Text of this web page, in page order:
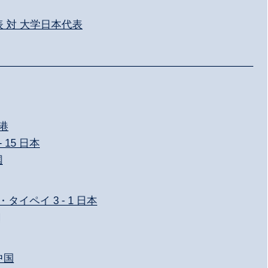
対 大学日本代表
15 日本
タイペイ 3 - 1 日本
国